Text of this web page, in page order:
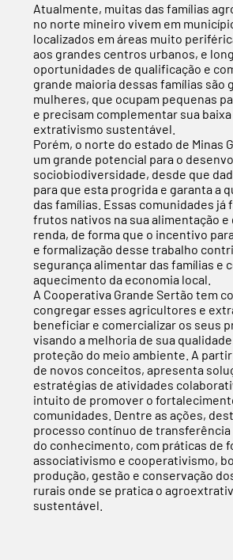
Atualmente, muitas das famílias
no norte mineiro vivem em
localizados em áreas muito
aos grandes centros urbanos, e
oportunidades de qualificação e
grande maioria dessas famílias são
mulheres, que ocupam pequenas
e precisam complementar sua
extrativismo sustentável.
Porém, o norte do estado de Minas
um grande potencial para o
sociobiodiversidade, desde que
para que esta progrida e garanta a
das famílias. Essas comunidades já
frutos nativos na sua alimentação e
renda, de forma que o incentivo
e formalização desse trabalho
segurança alimentar das famílias e
aquecimento da economia local.
A Cooperativa Grande Sertão tem
congregar esses agricultores e
beneficiar e comercializar os seus
visando a melhoria de sua qualidade
proteção do meio ambiente. A
de novos conceitos, apresenta
estratégias de atividades
intuito de promover o
comunidades. Dentre as ações,
processo contínuo de
do conhecimento, com práticas de
associativismo e cooperativismo,
produção, gestão e conservação
rurais onde se pratica o
sustentável.